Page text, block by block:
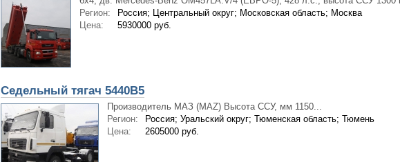
Регион:
Россия; Центральный округ; Московская область; Москва
Цена:
5930000 руб.
Седельный тягач 5440В5
Производитель МАЗ (MAZ) Высота ССУ, мм 1150...
Регион:
Россия; Уральский округ; Тюменская область; Тюмень
Цена:
2605000 руб.